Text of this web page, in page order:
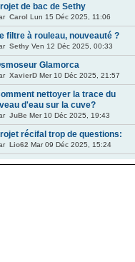
de bac de Sethy
Carol Lun 15 Déc 2025, 11:06
filtre à rouleau, nouveauté ?
Sethy Ven 12 Déc 2025, 00:33
Glamorca
XavierD Mer 10 Déc 2025, 21:57
nettoyer la trace du
d'eau sur la cuve?
JuBe Mer 10 Déc 2025, 19:43
récifal trop de questions:
Lio62 Mar 09 Déc 2025, 15:24